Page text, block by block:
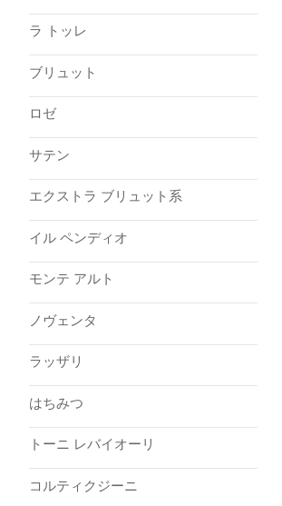
ラ トッレ
ブリュット
ロゼ
サテン
エクストラ ブリュット系
イル ペンディオ
モンテ アルト
ノヴェンタ
ラッザリ
はちみつ
トーニ レバイオーリ
コルティクジーニ